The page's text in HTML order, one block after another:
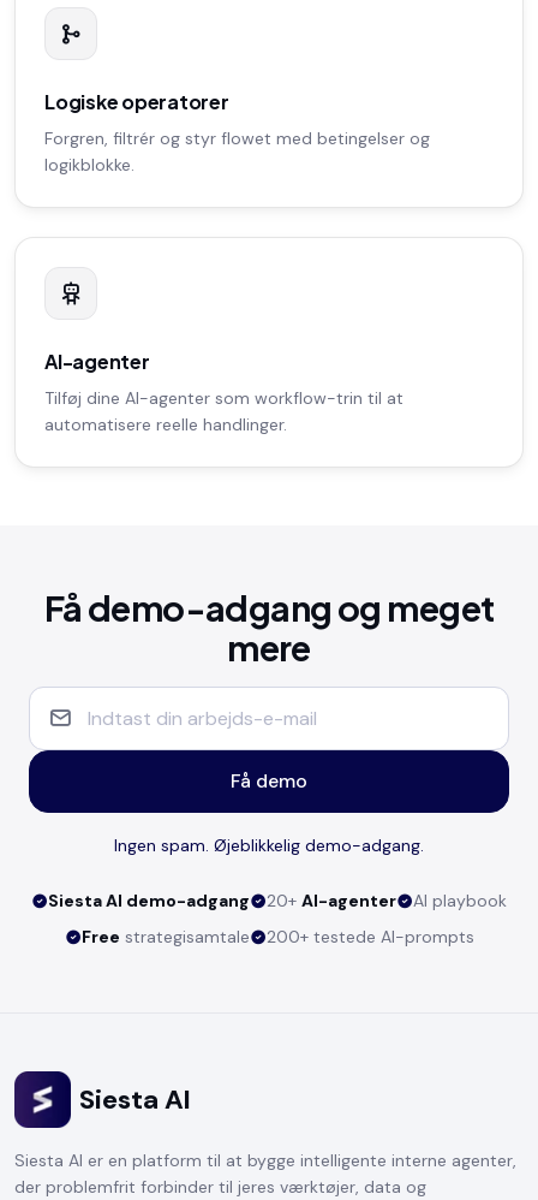
Logiske operatorer
Forgren, filtrér og styr flowet med betingelser og
logikblokke.
AI-agenter
Tilføj dine AI-agenter som workflow-trin til at
automatisere reelle handlinger.
Få demo-adgang og meget
mere
Få demo
Ingen spam. Øjeblikkelig demo-adgang.
Siesta AI demo-adgang 20+ AI-agenter
AI playbook
Free strategisamtale 200+ testede AI-prompts
Siesta AI
Siesta AI er en platform til at bygge intelligente interne agenter,
der problemfrit forbinder til jeres værktøjer, data og